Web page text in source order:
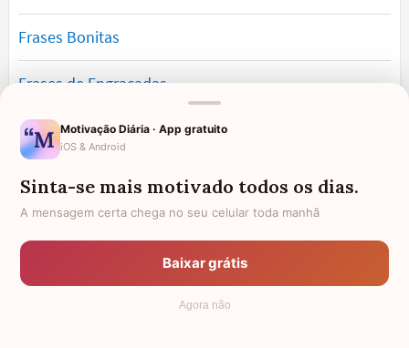
Frases Bonitas
Frases de Engraçadas
Frases Românticas
Frases de Reflexão
Frases Lindas
Motivação Diária · App gratuito
iOS & Android
Sinta-se mais motivado todos os dias.
A mensagem certa chega no seu celular toda manhã
Baixar grátis
Agora não